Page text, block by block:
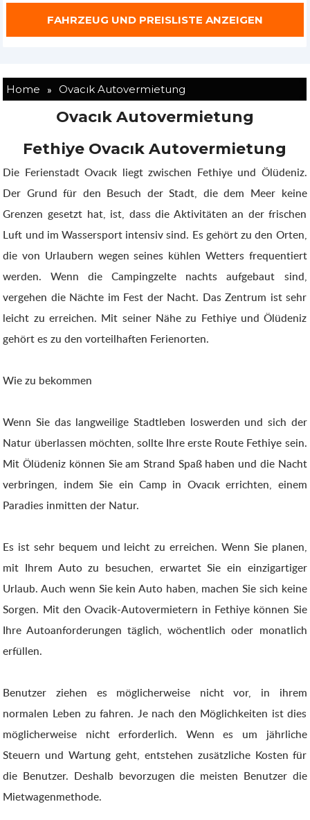
Home » Ovacık Autovermietung
Ovacık Autovermietung
Fethiye Ovacık Autovermietung
Die Ferienstadt Ovacık liegt zwischen Fethiye und Ölüdeniz.
Der Grund für den Besuch der Stadt, die dem Meer keine
Grenzen gesetzt hat, ist, dass die Aktivitäten an der frischen
Luft und im Wassersport intensiv sind. Es gehört zu den Orten,
die von Urlaubern wegen seines kühlen Wetters frequentiert
werden. Wenn die Campingzelte nachts aufgebaut sind,
vergehen die Nächte im Fest der Nacht. Das Zentrum ist sehr
leicht zu erreichen. Mit seiner Nähe zu Fethiye und Ölüdeniz
gehört es zu den vorteilhaften Ferienorten.
Wie zu bekommen
Wenn Sie das langweilige Stadtleben loswerden und sich der
Natur überlassen möchten, sollte Ihre erste Route Fethiye sein.
Mit Ölüdeniz können Sie am Strand Spaß haben und die Nacht
verbringen, indem Sie ein Camp in Ovacık errichten, einem
Paradies inmitten der Natur.
Es ist sehr bequem und leicht zu erreichen. Wenn Sie planen,
mit Ihrem Auto zu besuchen, erwartet Sie ein einzigartiger
Urlaub. Auch wenn Sie kein Auto haben, machen Sie sich keine
Sorgen. Mit den Ovacik-Autovermietern in Fethiye können Sie
Ihre Autoanforderungen täglich, wöchentlich oder monatlich
erfüllen.
Benutzer ziehen es möglicherweise nicht vor, in ihrem
normalen Leben zu fahren. Je nach den Möglichkeiten ist dies
möglicherweise nicht erforderlich. Wenn es um jährliche
Steuern und Wartung geht, entstehen zusätzliche Kosten für
die Benutzer. Deshalb bevorzugen die meisten Benutzer die
Mietwagenmethode.